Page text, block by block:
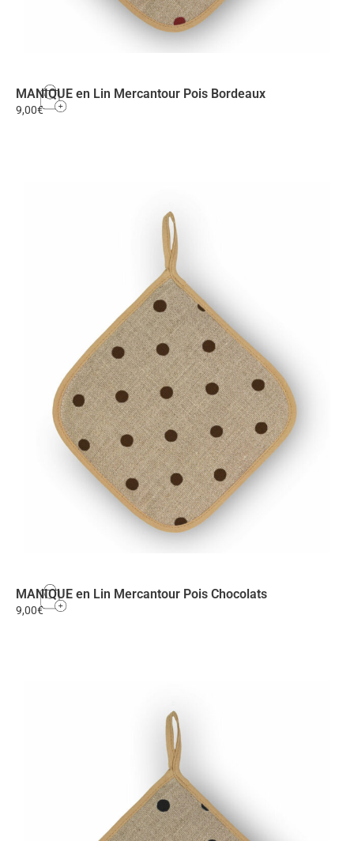
MANIQUE en Lin Mercantour Pois Bordeaux
9,00€
MANIQUE en Lin Mercantour Pois Chocolats
9,00€